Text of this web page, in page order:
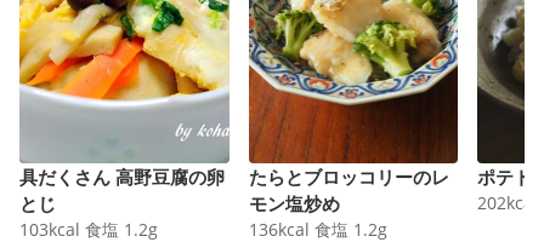
具だくさん 高野豆腐の卵
とじ
103kcal 食塩 1.2g
たらとブロッコリーのレ
モン塩炒め
136kcal 食塩 1.2g
ポテト
202kcal